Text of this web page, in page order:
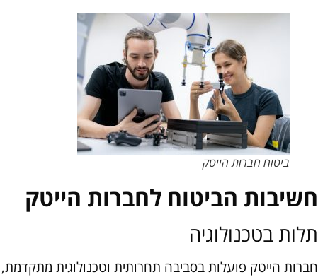
ביטוח חברות הייטק
חשיבות הביטוח לחברות הייטק
תלות בטכנולוגיה
חברות הייטק פועלות בסביבה תחרותית וטכנולוגית מתקדמת,